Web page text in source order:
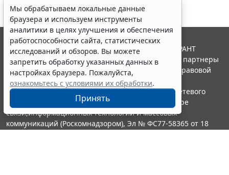
Мы обрабатываем локальные данные
браузера и используем инструменты
аналитики в целях улучшения и обеспечения
работоспособности сайта, статистических
исследований и обзоров. Вы можете
запретить обработку указанных данных в
настройках браузера. Пожалуйста,
ознакомьтесь с условиями их обработки.
Принять
© ООО "НПП "ГАРАНТ-СЕРВИС", 2026. Система ГАРАНТ
выпускается с 1990 года. Компания "Гарант" и ее партнеры
являются участниками Российской ассоциации правовой
информации ГАРАНТ.
Портал ГАРАНТ.РУ зарегистрирован в качестве сетевого
издания Федеральной службой по надзору в сфере
связи,информационных технологий и массовых
коммуникаций (Роскомнадзором), Эл № ФС77-58365 от 18